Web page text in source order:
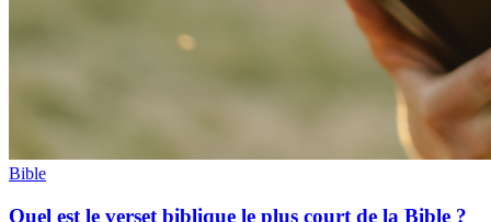
Bible
Quel est le verset biblique le plus court de la Bible ?